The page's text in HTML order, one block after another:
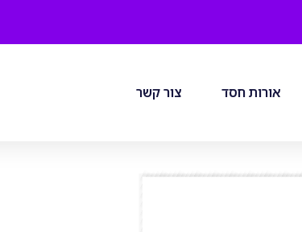
אורות חסד צור קשר